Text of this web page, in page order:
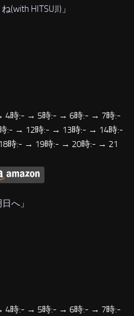
(with HITSUJI) 」
時:- → 5時:- → 6時:- → 7時:-
:- → 12時:- → 13時:- → 14時:-
時:- → 19時:- → 20時:- → 21
日へ 」
時:- → 5時:- → 6時:- → 7時:-